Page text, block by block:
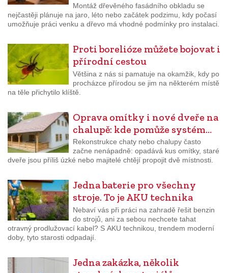
Montáž dřevěného fasádního obkladu se
nejčastěji plánuje na jaro, léto nebo začátek podzimu, kdy počasí
umožňuje práci venku a dřevo má vhodné podmínky pro instalaci.
Proti borelióze můžete bojovat i
přírodní cestou
Většina z nás si pamatuje na okamžik, kdy po
procházce přírodou se jim na některém místě
na těle přichytilo klíště.
Oprava omítky i nové dveře na
chalupě: kde pomůže systém…
Rekonstrukce chaty nebo chalupy často
začne nenápadně: opadává kus omítky, staré
dveře jsou příliš úzké nebo majitelé chtějí propojit dvě místnosti.
Jedna baterie pro všechny
stroje. To je AKU technika
Nebaví vás při práci na zahradě řešit benzin
do strojů, ani za sebou nechcete tahat
otravný prodlužovací kabel? S AKU technikou, trendem moderní
doby, tyto starosti odpadají.
Jedna zakázka, několik